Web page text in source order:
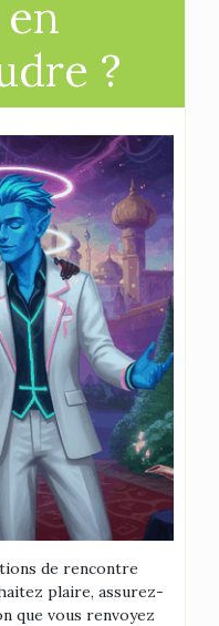
?
de rencontre
plaire, assurez-
que vous renvoyez